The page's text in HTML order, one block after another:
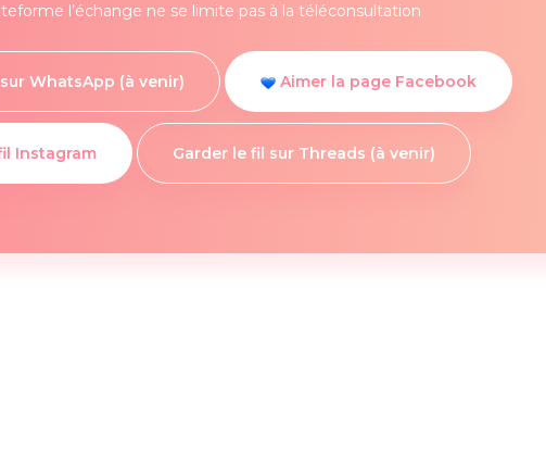
l’échange ne se limite pas à la téléconsultation
WhatsApp (à venir) Aimer la page Facebook
Instagram Garder le fil sur Threads (à venir)